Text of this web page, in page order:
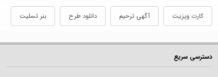
کارت ویزیت آگهی ترحیم دانلود طرح بنر تسلیت
دسترسی سریع